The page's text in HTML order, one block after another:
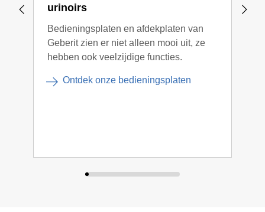
urinoirs
Bedieningsplaten en afdekplaten van
Geberit zien er niet alleen mooi uit, ze
hebben ook veelzijdige functies.
Ontdek onze bedieningsplaten